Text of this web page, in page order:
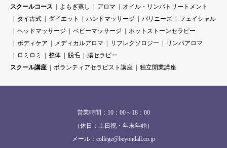
スクールコース
よもぎ蒸し アロマ
オイル・リンパトリートメント
タイ古式
ダイエット ハンドマッサージ バリニーズ
フェイシャル
ヘッドマッサージ
ベビーマッサージ
ホットストーンセラピー
ボディケア
メディカルアロマ リフレクソロジー
リンパアロマ
ロミロミ
整体 脱毛
腸セラピー
スクール講座
ボランティアセラピスト講座 独立開業講座
営業時間：10：00～18：00
（休日：土日祝・年末年始）
メール：college@beyondall.co.jp